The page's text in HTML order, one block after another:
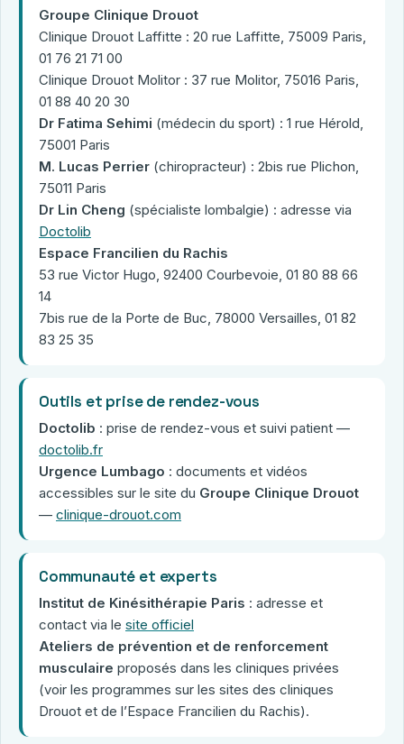
Groupe Clinique Drouot
Clinique Drouot Laffitte : 20 rue Laffitte, 75009 Paris,
01 76 21 71 00
Clinique Drouot Molitor : 37 rue Molitor, 75016 Paris,
01 88 40 20 30
Dr Fatima Sehimi (médecin du sport) : 1 rue Hérold,
75001 Paris
M. Lucas Perrier (chiropracteur) : 2bis rue Plichon,
75011 Paris
Dr Lin Cheng (spécialiste lombalgie) : adresse via
Doctolib
Espace Francilien du Rachis
53 rue Victor Hugo, 92400 Courbevoie, 01 80 88 66
14
7bis rue de la Porte de Buc, 78000 Versailles, 01 82
83 25 35
Outils et prise de rendez-vous
Doctolib : prise de rendez-vous et suivi patient —
doctolib.fr
Urgence Lumbago : documents et vidéos
accessibles sur le site du Groupe Clinique Drouot
— clinique-drouot.com
Communauté et experts
Institut de Kinésithérapie Paris : adresse et
contact via le site officiel
Ateliers de prévention et de renforcement
musculaire proposés dans les cliniques privées
(voir les programmes sur les sites des cliniques
Drouot et de l’Espace Francilien du Rachis).